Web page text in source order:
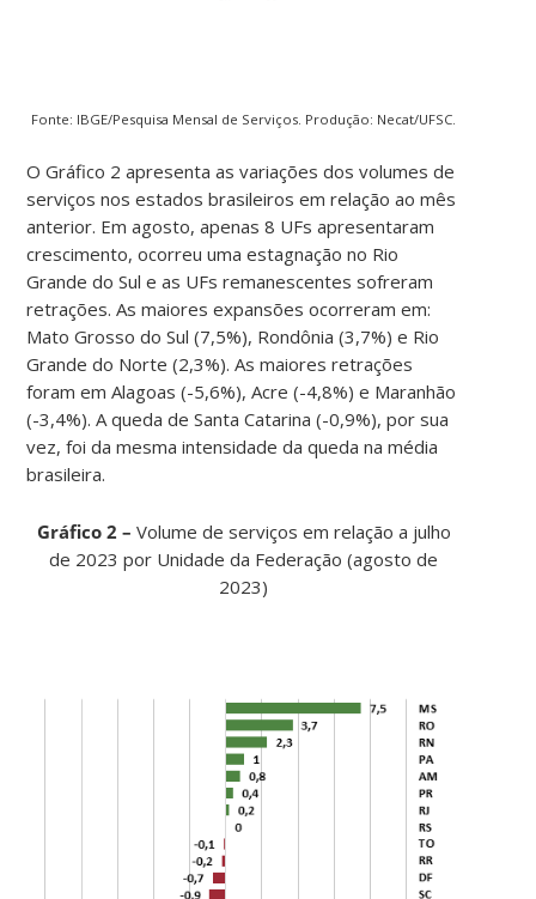
Fonte: IBGE/Pesquisa Mensal de Serviços. Produção: Necat/UFSC.
O Gráfico 2 apresenta as variações dos volumes de
serviços nos estados brasileiros em relação ao mês
anterior. Em agosto, apenas 8 UFs apresentaram
crescimento, ocorreu uma estagnação no Rio
Grande do Sul e as UFs remanescentes sofreram
retrações. As maiores expansões ocorreram em:
Mato Grosso do Sul (7,5%), Rondônia (3,7%) e Rio
Grande do Norte (2,3%). As maiores retrações
foram em Alagoas (-5,6%), Acre (-4,8%) e Maranhão
(-3,4%). A queda de Santa Catarina (-0,9%), por sua
vez, foi da mesma intensidade da queda na média
brasileira.
Gráfico 2 – Volume de serviços em relação a julho
de 2023 por Unidade da Federação (agosto de
2023)